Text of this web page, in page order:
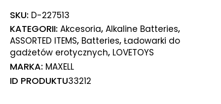
SKU: D-227513
KATEGORII: Akcesoria, Alkaline Batteries,
ASSORTED ITEMS, Batteries, Ładowarki do
gadżetów erotycznych, LOVETOYS
MARKA: MAXELL
ID PRODUKTU33212